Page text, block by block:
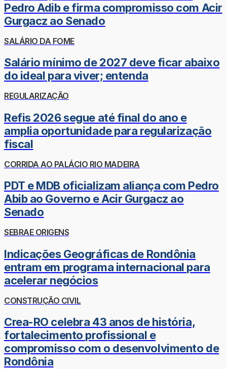
Pedro Adib e firma compromisso com Acir
Gurgacz ao Senado
SALÁRIO DA FOME
Salário mínimo de 2027 deve ficar abaixo
do ideal para viver; entenda
REGULARIZAÇÃO
Refis 2026 segue até final do ano e
amplia oportunidade para regularização
fiscal
CORRIDA AO PALÁCIO RIO MADEIRA
PDT e MDB oficializam aliança com Pedro
Abib ao Governo e Acir Gurgacz ao
Senado
SEBRAE ORIGENS
Indicações Geográficas de Rondônia
entram em programa internacional para
acelerar negócios
CONSTRUÇÃO CIVIL
Crea-RO celebra 43 anos de história,
fortalecimento profissional e
compromisso com o desenvolvimento de
Rondônia